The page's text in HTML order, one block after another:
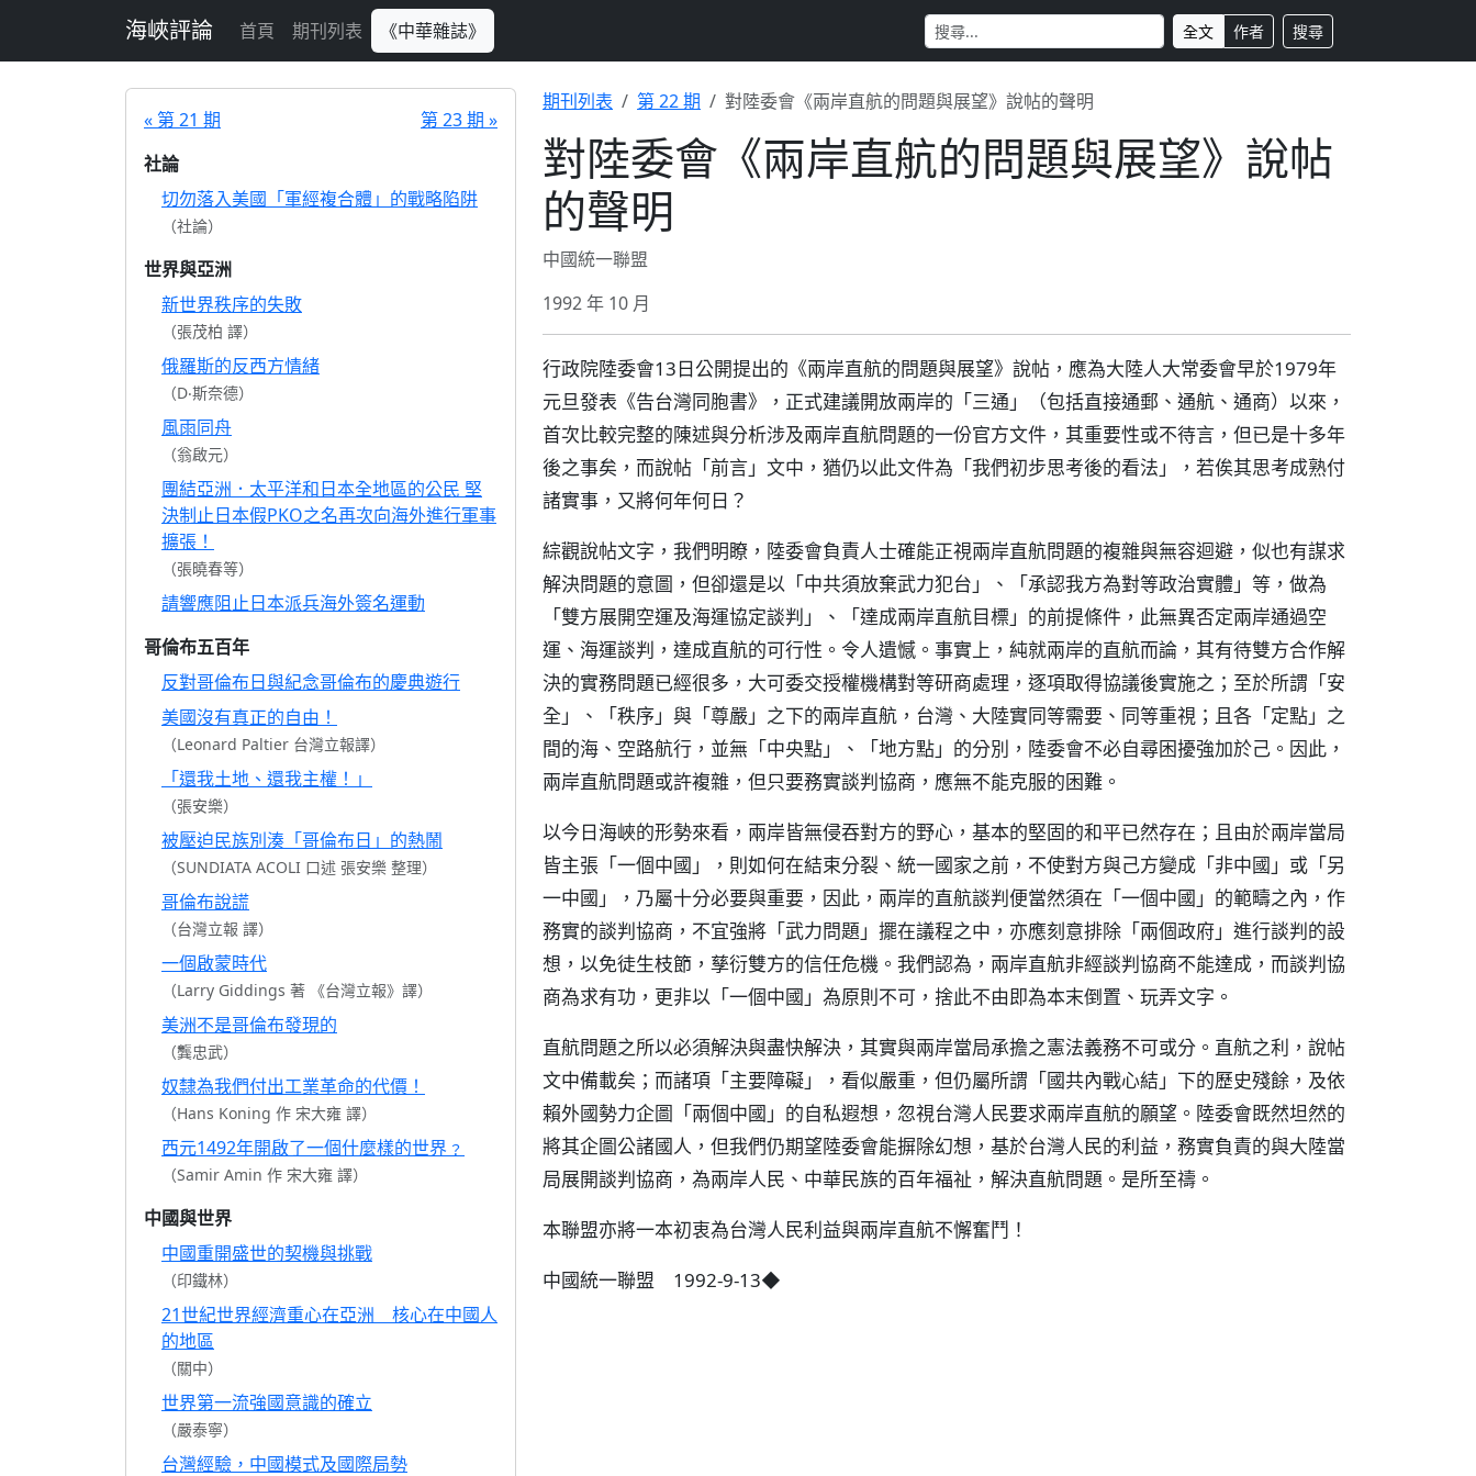
海峽評論 首頁 期刊列表 《中華雜誌》 全文 作者 搜尋
« 第 21 期
第 23 期 »
社論
切勿落入美國「軍經複合體」的戰略陷阱
（社論）
世界與亞洲
新世界秩序的失敗
（張茂柏 譯）
俄羅斯的反西方情緒
（D‧斯奈德）
風雨同舟
（翁啟元）
團結亞洲．太平洋和日本全地區的公民 堅
決制止日本假PKO之名再次向海外進行軍事
擴張！
（張曉春等）
請響應阻止日本派兵海外簽名運動
哥倫布五百年
反對哥倫布日與紀念哥倫布的慶典遊行
美國沒有真正的自由！
（Leonard Paltier 台灣立報譯）
「還我土地、還我主權！」
（張安樂）
被壓迫民族別湊「哥倫布日」的熱鬧
（SUNDIATA ACOLI 口述 張安樂 整理）
哥倫布說謊
（台灣立報 譯）
一個啟蒙時代
（Larry Giddings 著 《台灣立報》譯）
美洲不是哥倫布發現的
（龔忠武）
奴隸為我們付出工業革命的代價！
（Hans Koning 作 宋大雍 譯）
西元1492年開啟了一個什麼樣的世界﹖
（Samir Amin 作 宋大雍 譯）
中國與世界
中國重開盛世的契機與挑戰
（印鐵林）
21世紀世界經濟重心在亞洲 核心在中國人
的地區
（關中）
世界第一流強國意識的確立
（嚴泰寧）
台灣經驗，中國模式及國際局勢
期刊列表 第 22 期 對陸委會《兩岸直航的問題與展望》說帖的聲明
對陸委會《兩岸直航的問題與展望》說帖
的聲明
中國統一聯盟
1992 年 10 月
行政院陸委會13日公開提出的《兩岸直航的問題與展望》說帖，應為大陸人大常委會早於1979年
元旦發表《告台灣同胞書》，正式建議開放兩岸的「三通」（包括直接通郵、通航、通商）以來，
首次比較完整的陳述與分析涉及兩岸直航問題的一份官方文件，其重要性或不待言，但已是十多年
後之事矣，而說帖「前言」文中，猶仍以此文件為「我們初步思考後的看法」，若俟其思考成熟付
諸實事，又將何年何日？
綜觀說帖文字，我們明瞭，陸委會負責人士確能正視兩岸直航問題的複雜與無容迴避，似也有謀求
解決問題的意圖，但卻還是以「中共須放棄武力犯台」、「承認我方為對等政治實體」等，做為
「雙方展開空運及海運協定談判」、「達成兩岸直航目標」的前提條件，此無異否定兩岸通過空
運、海運談判，達成直航的可行性。令人遺憾。事實上，純就兩岸的直航而論，其有待雙方合作解
決的實務問題已經很多，大可委交授權機構對等研商處理，逐項取得協議後實施之；至於所謂「安
全」、「秩序」與「尊嚴」之下的兩岸直航，台灣、大陸實同等需要、同等重視；且各「定點」之
間的海、空路航行，並無「中央點」、「地方點」的分別，陸委會不必自尋困擾強加於己。因此，
兩岸直航問題或許複雜，但只要務實談判協商，應無不能克服的困難。
以今日海峽的形勢來看，兩岸皆無侵吞對方的野心，基本的堅固的和平已然存在；且由於兩岸當局
皆主張「一個中國」，則如何在結束分裂、統一國家之前，不使對方與己方變成「非中國」或「另
一中國」，乃屬十分必要與重要，因此，兩岸的直航談判便當然須在「一個中國」的範疇之內，作
務實的談判協商，不宜強將「武力問題」擺在議程之中，亦應刻意排除「兩個政府」進行談判的設
想，以免徒生枝節，孳衍雙方的信任危機。我們認為，兩岸直航非經談判協商不能達成，而談判協
商為求有功，更非以「一個中國」為原則不可，捨此不由即為本末倒置、玩弄文字。
直航問題之所以必須解決與盡快解決，其實與兩岸當局承擔之憲法義務不可或分。直航之利，說帖
文中備載矣；而諸項「主要障礙」，看似嚴重，但仍屬所謂「國共內戰心結」下的歷史殘餘，及依
賴外國勢力企圖「兩個中國」的自私遐想，忽視台灣人民要求兩岸直航的願望。陸委會既然坦然的
將其企圖公諸國人，但我們仍期望陸委會能摒除幻想，基於台灣人民的利益，務實負責的與大陸當
局展開談判協商，為兩岸人民、中華民族的百年福祉，解決直航問題。是所至禱。
本聯盟亦將一本初衷為台灣人民利益與兩岸直航不懈奮鬥！
中國統一聯盟 1992-9-13◆